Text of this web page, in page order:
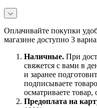
Оплачивайте покупки
магазине доступно 3
Наличные. При
свяжется с вами в
и заранее
подписываете
осматриваете товар,
Предоплата на